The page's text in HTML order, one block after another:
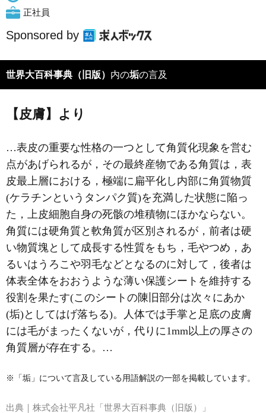
正社員
Sponsored by
世界大百科事典（旧版） 内の垢の言及
【皮膚】より
…表皮の重要な性格の一つとして角質化現象を営む
点があげられるが，その最終産物である角質は，表
皮最上層における，極端に扁平化し内部に角質物質
(ケラチンというタンパク質)を充満した状態に陥っ
た，上皮細胞自身の死骸の堆積物にほかならない。
角質には硬角質と軟角質が区別されるが，前者は硬
い物質塊として成長する性質をもち，毛やつめ，あ
るいはうろこや羽毛などとなるのに対して，後者は
体表全体をおおうような薄い保護シートを維持する
役割を果たす(このシートの陳旧部分は次々にあか
(垢)としてはげ落ちる)。人体では手掌と足底の皮膚
には毛がまったくないが，代りに1mm以上の厚さの
角質層が存在する。…
※「垢」について言及している用語解説の一部を掲載しています。
出典｜ 株式会社平凡社「世界大百科事典（旧版）」